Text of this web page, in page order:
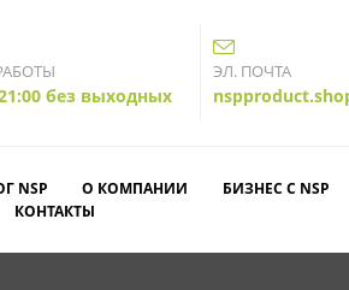
без выходных
ЭЛ. ПОЧТА
NSP О КОМПАНИИ БИЗНЕС С NSP
КОНТАКТЫ